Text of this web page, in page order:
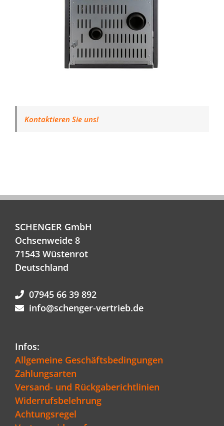
Kontaktieren Sie uns!
SCHENGER GmbH
Ochsenweide 8
71543 Wüstenrot
Deutschland
07945 66 39 892
info@schenger-vertrieb.de
Infos:
Allgemeine Geschäftsbedingungen
Zahlungsarten
Versand- und Rückgaberichtlinien
Widerrufsbelehrung
Achtungsregel